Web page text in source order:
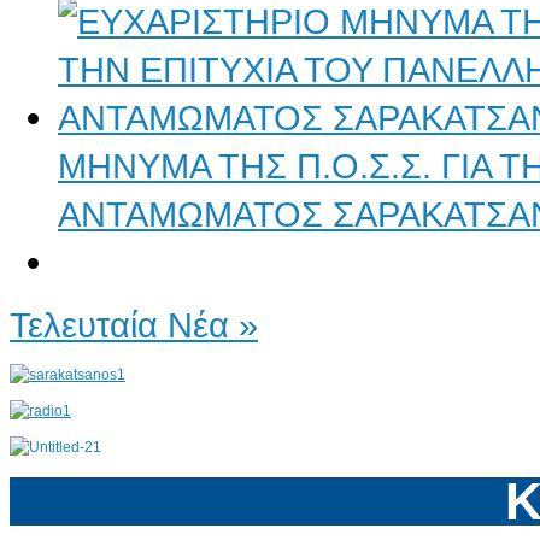
ΜΗΝΥΜΑ ΤΗΣ Π.Ο.Σ.Σ. ΓΙΑ
ΑΝΤΑΜΩΜΑΤΟΣ
Τελευταία Νέα »